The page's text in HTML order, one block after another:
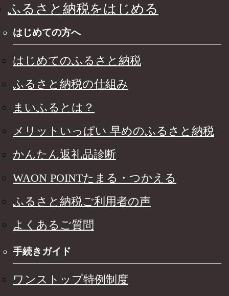
ふるさと納税をはじめる
はじめての方へ
はじめてのふるさと納税
ふるさと納税の仕組み
まいふるとは？
メリットいっぱい 早めのふるさと納税
かんたん返礼品診断
WAON POINTたまる・つかえる
ふるさと納税ご利用者の声
よくあるご質問
手続きガイド
ワンストップ特例制度